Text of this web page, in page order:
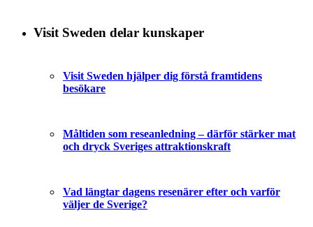
Visit Sweden delar kunskaper
Visit Sweden hjälper dig förstå framtidens
besökare
Måltiden som reseanledning – därför stärker mat
och dryck Sveriges attraktionskraft
Vad längtar dagens resenärer efter och varför
väljer de Sverige?